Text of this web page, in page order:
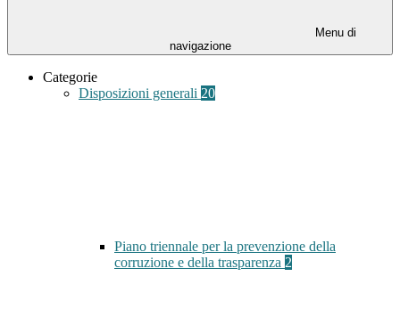
Menu di
navigazione
Categorie
Disposizioni generali 20
Piano triennale per la prevenzione della
corruzione e della trasparenza 2